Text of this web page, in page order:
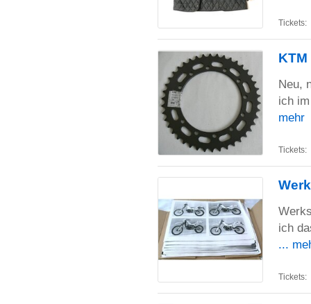
Tickets:
Neu,
ich
mehr
Tickets:
ich
...
Tickets: